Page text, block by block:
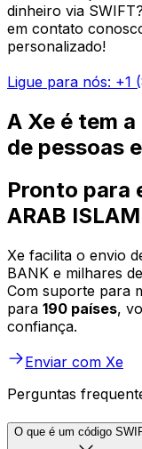
dinheiro via
em contato
personalizado!
Ligue para nós: +1
A Xe é tem
de pessoas
Pronto para
ARAB
Xe facilita o envio
BANK e milhares
Com suporte para
para 190 países,
confiança.
Enviar com Xe
Perguntas
O que é um código